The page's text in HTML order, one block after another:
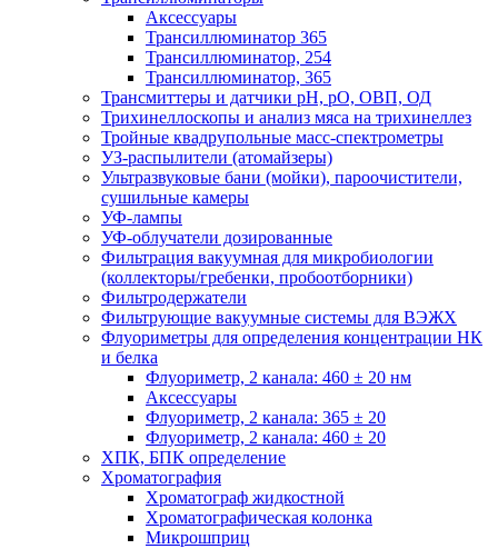
Аксессуары
Трансиллюминатор 365
Трансиллюминатор, 254
Трансиллюминатор, 365
Трансмиттеры и датчики рН, рО, ОВП, ОД
Трихинеллоскопы и анализ мяса на трихинеллез
Тройные квадрупольные масс-спектрометры
УЗ-распылители (атомайзеры)
Ультразвуковые бани (мойки), пароочистители,
сушильные камеры
УФ-лампы
УФ-облучатели дозированные
Фильтрация вакуумная для микробиологии
(коллекторы/гребенки, пробоотборники)
Фильтродержатели
Фильтрующие вакуумные системы для ВЭЖХ
Флуориметры для определения концентрации НК
и белка
Флуориметр, 2 канала: 460 ± 20 нм
Аксессуары
Флуориметр, 2 канала: 365 ± 20
Флуориметр, 2 канала: 460 ± 20
ХПК, БПК определение
Хроматография
Хроматограф жидкостной
Хроматографическая колонка
Микрошприц